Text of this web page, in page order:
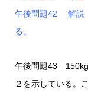
午後問題42 解説
る。
午後問題43
２を示している。